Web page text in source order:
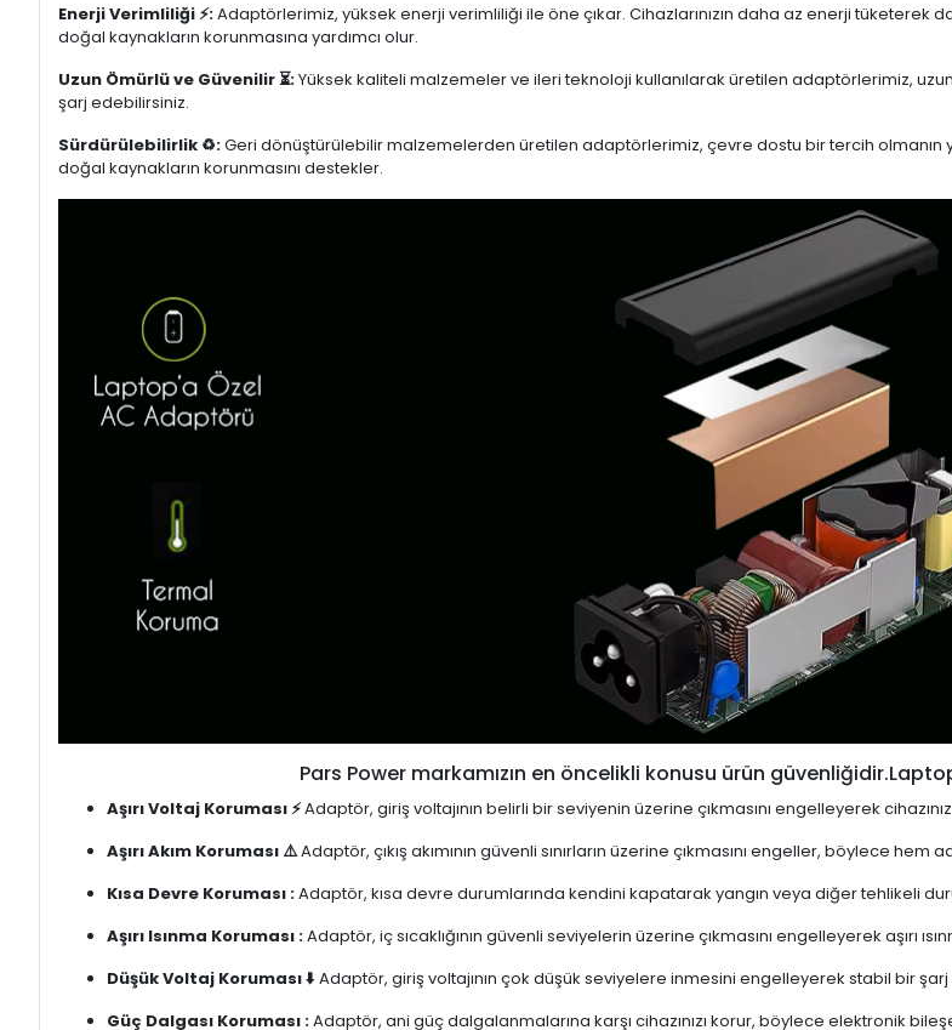
Enerji Verimliliği ⚡:Adaptörlerimiz, yüksek enerji verimliliği ile öne çıkar. Cihazlarınızın daha az enerji tüketerek
doğal kaynakların korunmasına yardımcı olur.
Uzun Ömürlü ve Güvenilir ⏳:Yüksek kaliteli malzemeler ve ileri teknoloji kullanılarak üretilen adaptörlerimiz,
şarj edebilirsiniz.
Sürdürülebilirlik ♻️:Geri dönüştürülebilir malzemelerden üretilen adaptörlerimiz, çevre dostu bir tercih olmanın
doğal kaynakların korunmasını destekler.
Pars Power markamızın en öncelikli konusu ürün
Aşırı Voltaj Koruması ⚡Adaptör, giriş voltajının belirli bir seviyenin üzerine çıkmasını engelleyerek
Aşırı Akım Koruması ⚠️Adaptör, çıkış akımının güvenli sınırların üzerine çıkmasını engeller, böylece
Kısa Devre Koruması :Adaptör, kısa devre durumlarında kendini kapatarak yangın veya diğer tehlikeli
Aşırı Isınma Koruması :Adaptör, iç sıcaklığının güvenli seviyelerin üzerine çıkmasını engelleyerek aşırı
Düşük Voltaj Koruması ⬇️Adaptör, giriş voltajının çok düşük seviyelere inmesini engelleyerek stabil bir şarj
Güç Dalgası Koruması :Adaptör, ani güç dalgalanmalarına karşı cihazınızı korur, böylece elektronik